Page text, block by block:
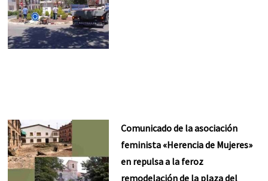
Comunicado de la asociación
feminista «Herencia de Mujeres»
en repulsa a la feroz
remodelación de la plaza del